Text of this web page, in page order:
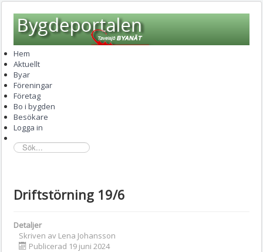
Hem
Aktuellt
Byar
Föreningar
Företag
Bo i bygden
Besökare
Logga in
sök...
Driftstörning 19/6
Detaljer
Skriven av Lena Johansson
Publicerad 19 juni 2024